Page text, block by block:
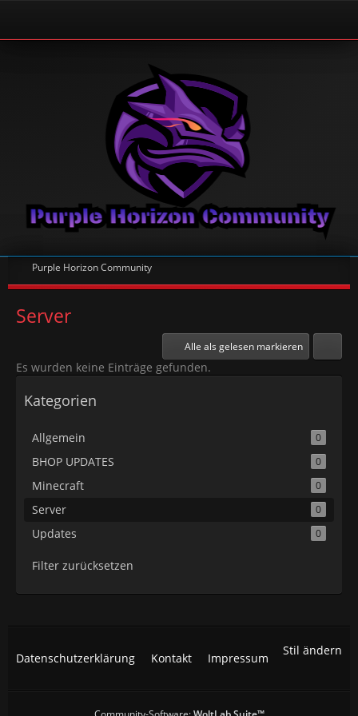
Purple Horizon Community
Server
Alle als gelesen markieren
Es wurden keine Einträge gefunden.
Kategorien
Allgemein 0
BHOP UPDATES 0
Minecraft 0
Server 0
Updates 0
Filter zurücksetzen
Stil ändern
Datenschutzerklärung Kontakt Impressum